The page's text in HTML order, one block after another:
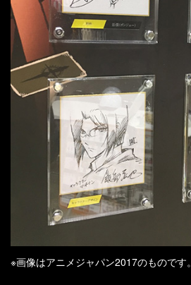
※画像はアニメジャパン2017のものです。